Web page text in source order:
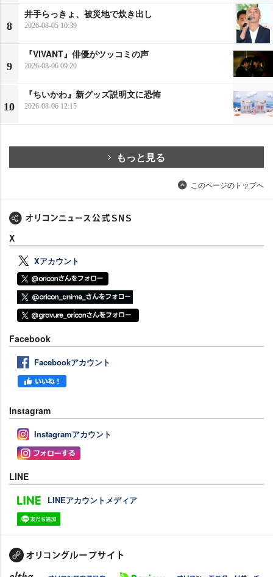
8
井手らっきょ、被災地で炊き出し
2026-08-05 10:39
9
『VIVANT』俳優がツッコミの声
2026-08-06 09:20
10
『ちいかわ』新グッズ説明文に恐怖
2026-08-06 12:15
もっと見る
このページのトップへ
X
Xアカウント
Facebook
Facebookアカウント
Instagram
Instagramアカウント
LINE
LINEアカウントメディア